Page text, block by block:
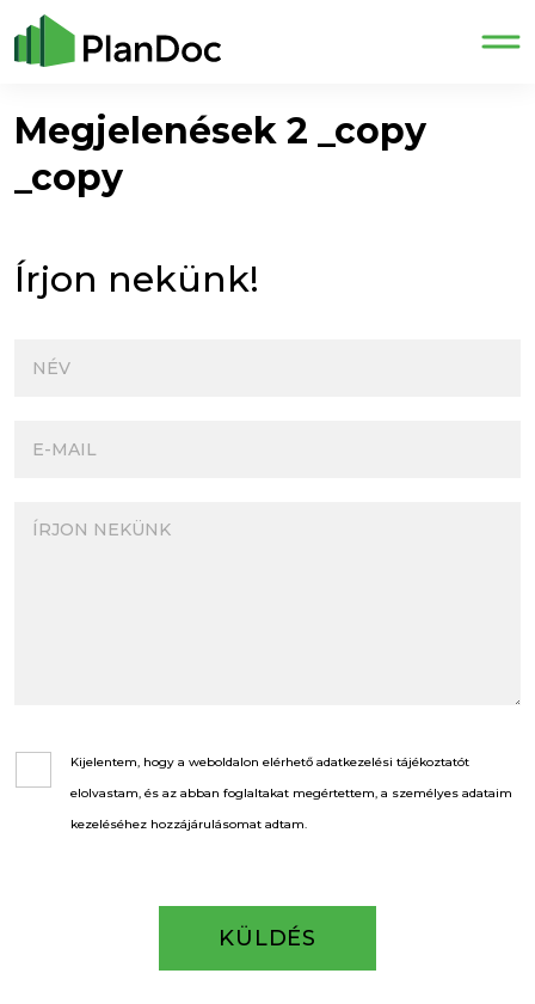
Megjelenések 2 _copy
_copy
Írjon nekünk!
Kijelentem, hogy a weboldalon elérhető adatkezelési tájékoztatót
elolvastam, és az abban foglaltakat megértettem, a személyes adataim
kezeléséhez hozzájárulásomat adtam.